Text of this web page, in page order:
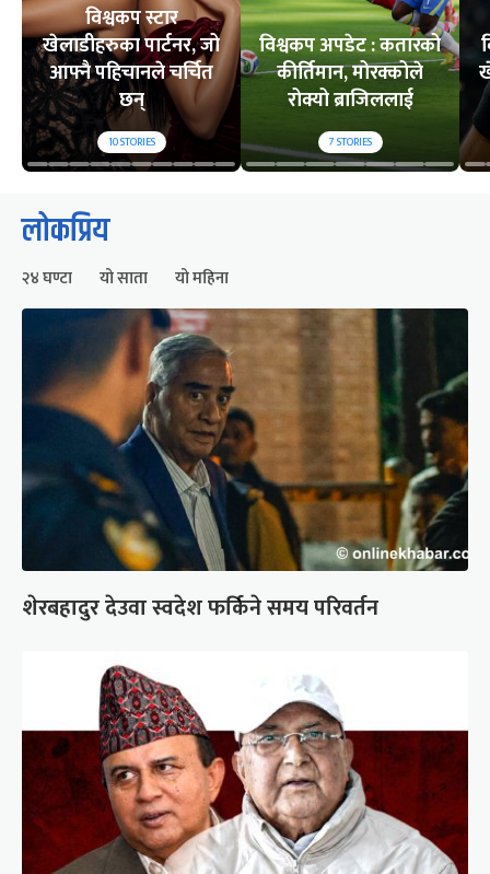
विश्वकप स्टार
खेलाडीहरुका पार्टनर, जो
आफ्नै पहिचानले चर्चित
छन्
10STORIES
विश्वकप अपडेट : कतारको
कीर्तिमान, मोरक्कोले
रोक्यो ब्राजिललाई
7STORIES
लोकप्रिय
२४ घण्टा यो साता यो महिना
शेरबहादुर देउवा स्वदेश फर्किने समय परिवर्तन